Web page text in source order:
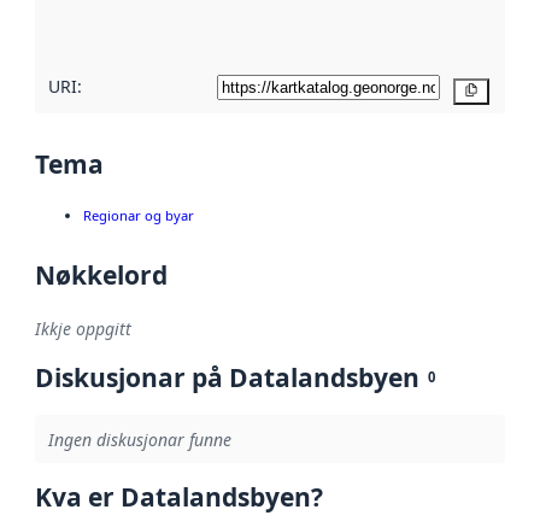
URI:
Tema
Regionar og byar
Nøkkelord
Ikkje oppgitt
Diskusjonar på Datalandsbyen 0
Ingen diskusjonar funne
Kva er Datalandsbyen?